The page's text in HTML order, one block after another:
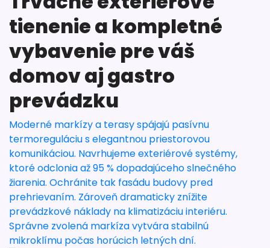
tienenie a kompletné
vybavenie pre váš
domov aj gastro
prevádzku
Moderné markízy a terasy spájajú pasívnu
termoreguláciu s elegantnou priestorovou
komunikáciou. Navrhujeme exteriérové systémy,
ktoré odclonia až 95 % dopadajúceho slnečného
žiarenia. Ochránite tak fasádu budovy pred
prehrievaním. Zároveň dramaticky znížite
prevádzkové náklady na klimatizáciu interiéru.
Správne zvolená markíza vytvára stabilnú
mikroklímu počas horúcich letných dní.